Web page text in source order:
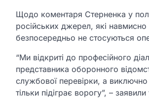
Щодо коментаря Стерненка у
російських джерел, які навмисно
безпосередньо не стосуються
“Ми відкриті до професійного
представника оборонного
службової перевірки, а виключно
тільки підіграє ворогу”, –